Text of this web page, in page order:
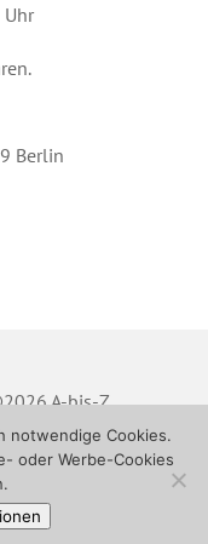
Berlin
A-bis-Z
|
notwendige Cookies.
oder Werbe-Cookies